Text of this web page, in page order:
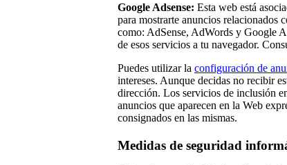
Google Adsense: Esta web está
para mostrarte anuncios relacionados
como: AdSense, AdWords y Google
de esos servicios a tu navegador.
Puedes utilizar la configuración de
intereses. Aunque decidas no recibir
dirección. Los servicios de inclusión
anuncios que aparecen en la Web
consignados en las mismas.
Medidas de seguridad